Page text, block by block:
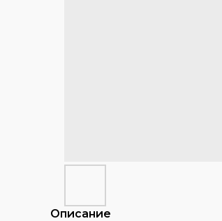
Описание